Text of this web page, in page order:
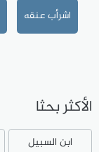
اشرأب عنقه
الأكثر بحثا
ابن السبيل